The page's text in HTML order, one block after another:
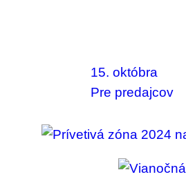
15. októbra
Pre predajcov